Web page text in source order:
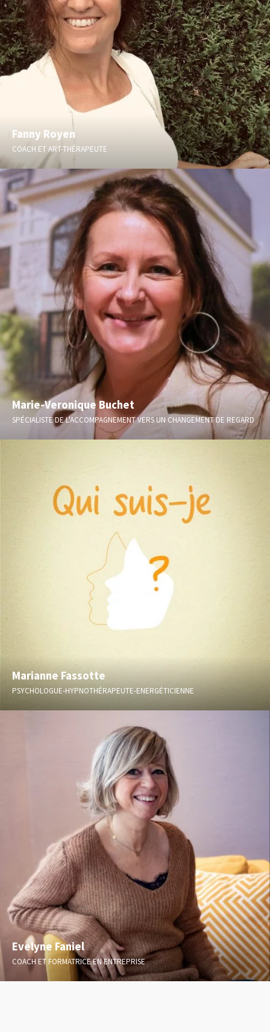
Fanny Royen
COACH ET ART-THÉRAPEUTE
Coaching, art-thérapie, sensorialité via le snoezelen, massage
métamorphique, pleine conscience et reiki.
Marie-Veronique Buchet
SPÉCIALISTE DE L'ACCOMPAGNEMENT VERS UN CHANGEMENT DE REGARD
Changement de vie / Transition - Naissance / Deuil - Difficulté
relationnelle - Besoin de se retrouver
Marianne Fassotte
PSYCHOLOGUE-HYPNOTHÉRAPEUTE-ENERGÉTICIENNE
Evelyne Faniel
COACH ET FORMATRICE EN ENTREPRISE